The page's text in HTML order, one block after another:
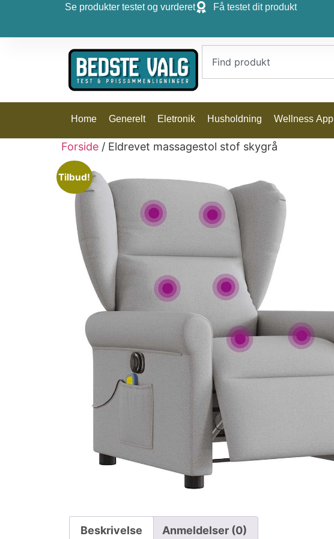
Se produkter testet og vurderet Få testet dit produkt
Home Generelt Eletronik Husholdning Wellness App
Forside / Eldrevet massagestol stof skygrå
Tilbud!
Beskrivelse Anmeldelser (0)